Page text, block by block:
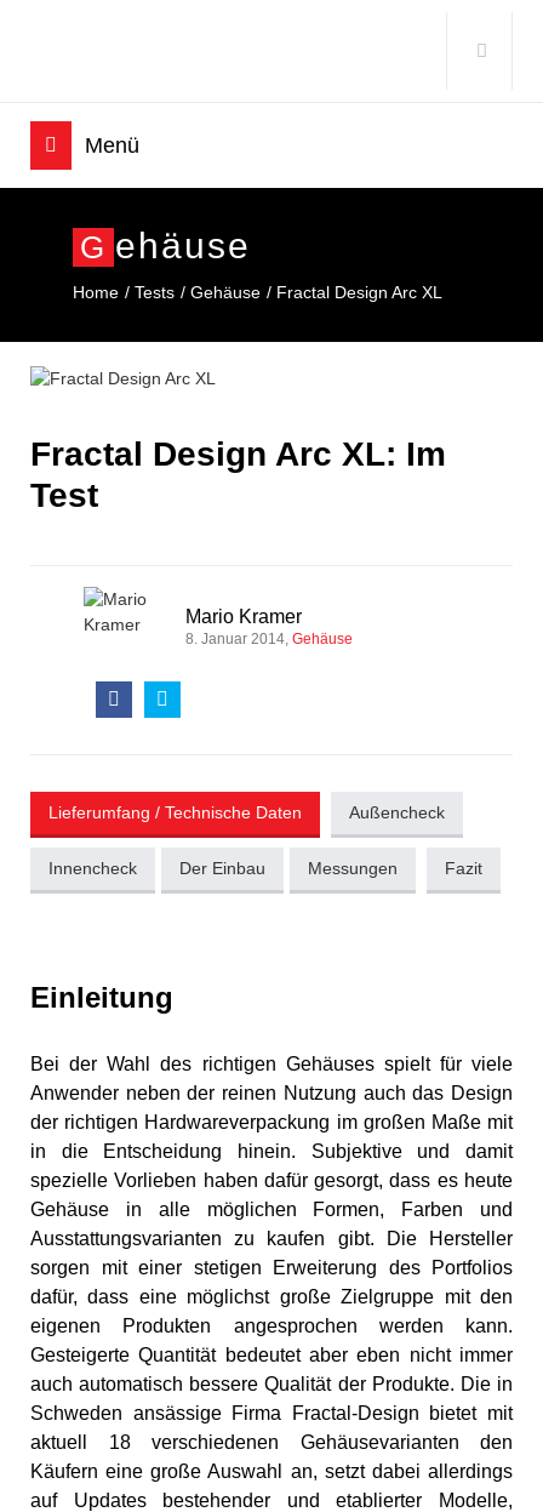
G Ehäuse
Home Tests Gehäuse Fractal Design Arc XL
Fractal Design Arc XL: Im
Test
Mario Kramer
8. Januar 2014 Gehäuse
Lieferumfang / Technische Daten Außencheck
Innencheck Der Einbau Messungen Fazit
Einleitung
Bei der Wahl des richtigen Gehäuses spielt für viele
Anwender neben der reinen Nutzung auch das Design
der richtigen Hardwareverpackung im großen Maße mit
in die Entscheidung hinein. Subjektive und damit
spezielle Vorlieben haben dafür gesorgt, dass es heute
Gehäuse in alle möglichen Formen, Farben und
Ausstattungsvarianten zu kaufen gibt. Die Hersteller
sorgen mit einer stetigen Erweiterung des Portfolios
dafür, dass eine möglichst große Zielgruppe mit den
eigenen Produkten angesprochen werden kann.
Gesteigerte Quantität bedeutet aber eben nicht immer
auch automatisch bessere Qualität der Produkte. Die in
Schweden ansässige Firma Fractal-Design bietet mit
aktuell 18 verschiedenen Gehäusevarianten den
Käufern eine große Auswahl an, setzt dabei allerdings
auf Updates bestehender und etablierter Modelle,